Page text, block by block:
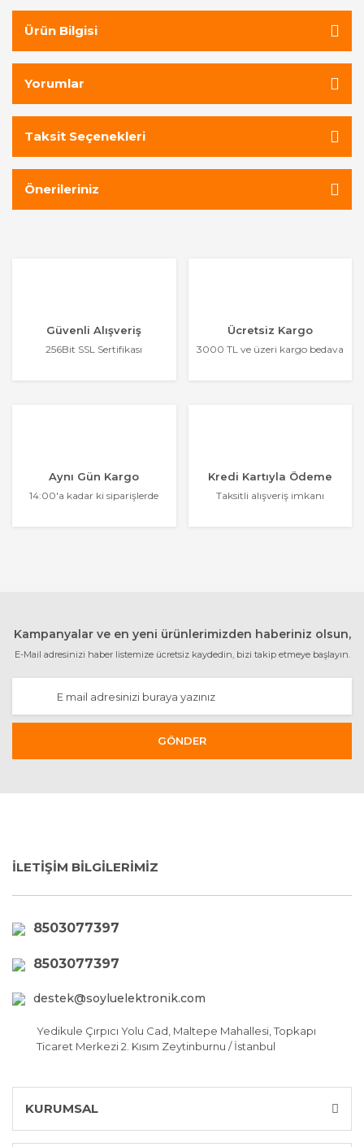
Ürün Bilgisi
Yorumlar
Taksit Seçenekleri
Önerileriniz
Güvenli Alışveriş
256Bit SSL Sertifikası
Ücretsiz Kargo
3000 TL ve üzeri kargo bedava
Aynı Gün Kargo
14:00'a kadar ki siparişlerde
Kredi Kartıyla Ödeme
Taksitli alışveriş imkanı
Kampanyalar ve en yeni ürünlerimizden haberiniz olsun,
E-Mail adresinizi haber listemize ücretsiz kaydedin, bizi takip etmeye başlayın.
GÖNDER
İLETİŞİM BİLGİLERİMİZ
8503077397
8503077397
destek@soyluelektronik.com
Yedikule Çırpıcı Yolu Cad, Maltepe Mahallesi, Topkapı
Ticaret Merkezi 2. Kısım Zeytinburnu / İstanbul
KURUMSAL